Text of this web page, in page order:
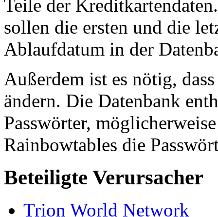
Teile der
sollen die ersten und die
Ablaufdatum in der
Außerdem ist es nötig,
ändern. Die Datenbank
Passwörter,
Rainbowtables die
Beteiligte Verursacher
Trion World Network